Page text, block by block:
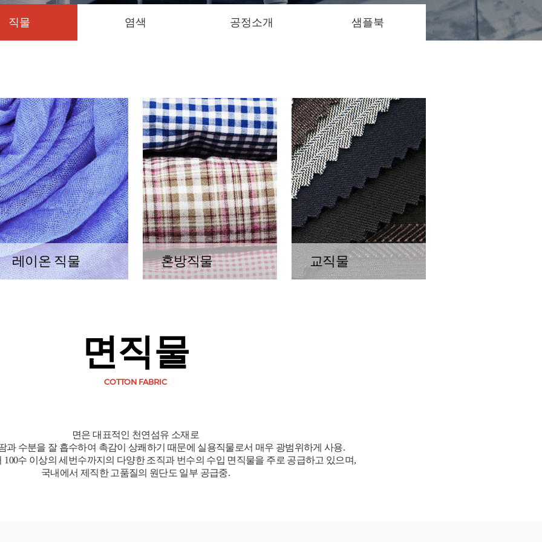
직물 염색 공정소개 샘플북
레이온 직물 혼방직물 교직물
면직물
COTTON FABRIC
면은 대표적인 천연섬유 소재로
과 수분을 잘 흡수하여 촉감이 상쾌하기 때문에 실용직물로서 매우 광범위하게 사용.
100수 이상의 세번수까지의 다양한 조직과 번수의 수입 면직물을 주로 공급하고 있으며,
국내에서 제직한 고품질의 원단도 일부 공급중.